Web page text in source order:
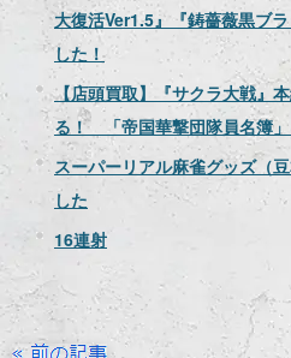
大復活Ver1.5』『鋳薔薇黒ブ
した！
【店頭買取】『サクラ大戦』
る！ 「帝国華撃団隊員名簿」
スーパーリアル麻雀グッズ（
した
16連射